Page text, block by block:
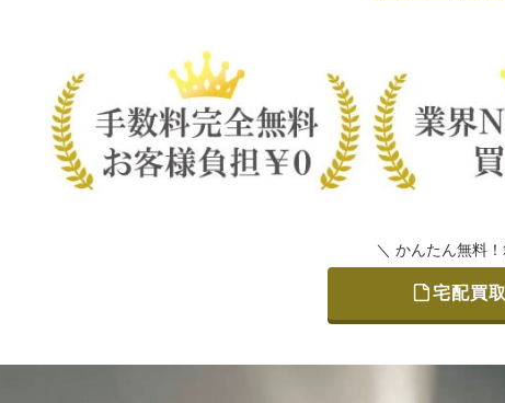
＼ かんたん無料
宅配買